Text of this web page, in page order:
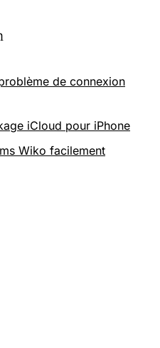
de connexion
iCloud pour iPhone
Wiko facilement